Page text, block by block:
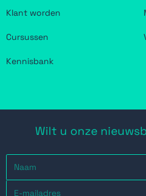
Klant worden
Cursussen
Kennisbank
Wilt u onze